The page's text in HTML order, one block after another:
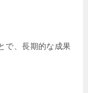
で、長期的な成果